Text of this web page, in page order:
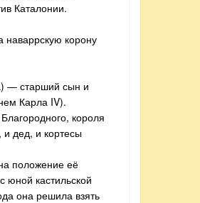
Каталонии.
корону
— старший сын и
Карла IV).
короля
и дед, и кортесы
положение её
юной кастильской
она решила взять